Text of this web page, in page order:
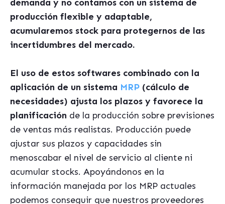
demanda y no contamos con un sistema de
producción flexible y adaptable,
acumularemos stock para protegernos de las
incertidumbres del mercado.
El uso de estos softwares combinado con la
aplicación de un sistema MRP (cálculo de
necesidades) ajusta los plazos y favorece la
planificación de la producción sobre previsiones
de ventas más realistas. Producción puede
ajustar sus plazos y capacidades sin
menoscabar el nivel de servicio al cliente ni
acumular stocks. Apoyándonos en la
información manejada por los MRP actuales
podemos conseguir que nuestros proveedores